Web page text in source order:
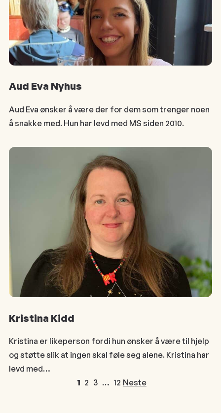
Aud Eva Nyhus
Aud Eva ønsker å være der for dem som trenger noen
å snakke med. Hun har levd med MS siden 2010.
Kristina Kidd
Kristina er likeperson fordi hun ønsker å være til hjelp
og støtte slik at ingen skal føle seg alene. Kristina har
levd med…
1 2 3 … 12 Neste